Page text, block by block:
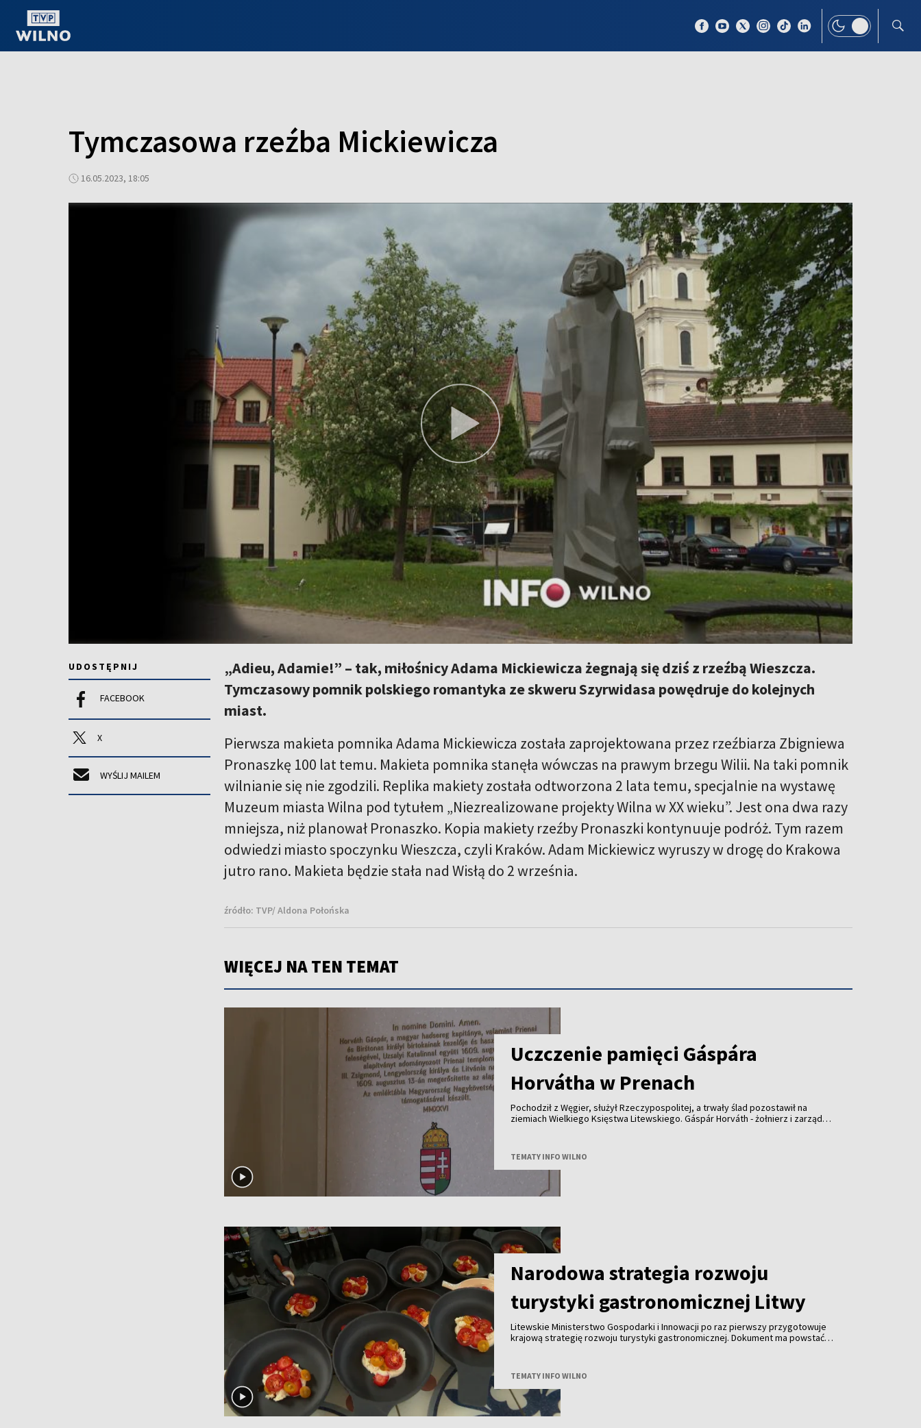
Tymczasowa rzeźba Mickiewicza
16.05.2023, 18:05
UDOSTĘPNIJ
FACEBOOK
X
WYŚLIJ MAILEM
„Adieu, Adamie!” – tak, miłośnicy Adama Mickiewicza żegnają się dziś z rzeźbą Wieszcza.
Tymczasowy pomnik polskiego romantyka ze skweru Szyrwidasa powędruje do kolejnych
miast.
Pierwsza makieta pomnika Adama Mickiewicza została zaprojektowana przez rzeźbiarza Zbigniewa
Pronaszkę 100 lat temu. Makieta pomnika stanęła wówczas na prawym brzegu Wilii. Na taki pomnik
wilnianie się nie zgodzili. Replika makiety została odtworzona 2 lata temu, specjalnie na wystawę
Muzeum miasta Wilna pod tytułem „Niezrealizowane projekty Wilna w XX wieku”. Jest ona dwa razy
mniejsza, niż planował Pronaszko. Kopia makiety rzeźby Pronaszki kontynuuje podróż. Tym razem
odwiedzi miasto spoczynku Wieszcza, czyli Kraków. Adam Mickiewicz wyruszy w drogę do Krakowa
jutro rano. Makieta będzie stała nad Wisłą do 2 września.
źródło: TVP/ Aldona Połońska
WIĘCEJ NA TEN TEMAT
Uczczenie pamięci Gáspára
Horvátha w Prenach
Pochodził z Węgier, służył Rzeczypospolitej, a trwały ślad pozostawił na
ziemiach Wielkiego Księstwa Litewskiego. Gáspár Horváth - żołnierz i zarządca
Polski i Węgier.
TEMATY INFO WILNO
Narodowa strategia rozwoju
turystyki gastronomicznej Litwy
Litewskie Ministerstwo Gospodarki i Innowacji po raz pierwszy przygotowuje
krajową strategię rozwoju turystyki gastronomicznej. Dokument ma powstać
gałęzi litewskiej turystyki, zwiększenie jej konkurencyjności i promocja kraju za
granicą.
TEMATY INFO WILNO